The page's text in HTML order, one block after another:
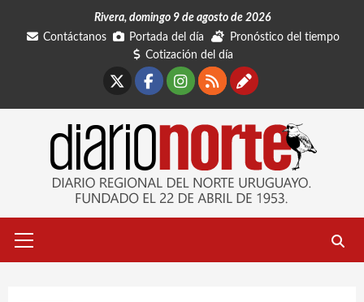
Rivera, domingo 9 de agosto de 2026
Contáctanos
Portada del día
Pronóstico del tiempo
Cotización del día
Facebook
Instagram
RSSContáctanos
primario